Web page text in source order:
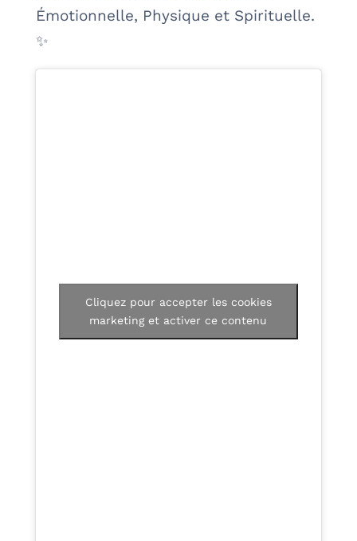
Émotionnelle, Physique et Spirituelle.
✨
Cliquez pour accepter les cookies
marketing et activer ce contenu